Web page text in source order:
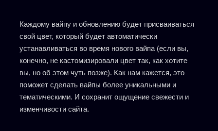
Каждому вайпу и обновлению будет присваиваться
свой цвет, который будет автоматически
устанавливаться во время нового вайпа (если вы,
конечно, не кастомизировали цвет так, как хотите
вы, но об этом чуть позже). Как нам кажется, это
поможет сделать вайпы более уникальными и
тематическими. И сохранит ощущение свежести и
изменчивости сайта.